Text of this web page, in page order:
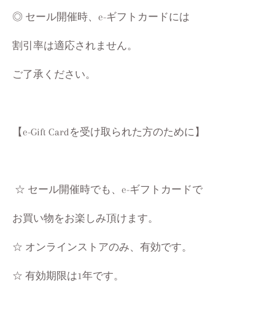
◎ セール開催時、e-ギフトカードには
割引率は適応されません。
ご了承ください。
【e-Gift Cardを受け取られた方のために】
☆ セール開催時でも、e-ギフトカードで
お買い物をお楽しみ頂けます。
☆ オンラインストアのみ、有効です。
☆ 有効期限は1年です。